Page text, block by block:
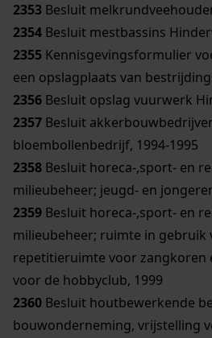
2353 Besluit
2354 Besluit mestbassins
2355 Kennisgevingsformulier
een opslagplaats van
2356 Besluit opslag vuurwerk
2357 Besluit
bloembollenbedrijf, 1994-1995
2358 Besluit horeca-,sport- en
milieubeheer; jeugd- en
2359 Besluit horeca-,sport- en
milieubeheer; ruimte in gebruik
repetitieruimte voor zangkoren
voor de hobbyclub, 1999
2360 Besluit houtbewerkende
bouwonderneming, vrijstelling